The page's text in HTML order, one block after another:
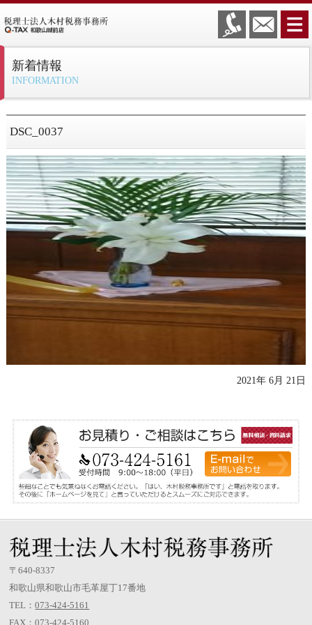
新着情報
INFORMATION
DSC_0037
2021年 6月 21日
〒640-8337
和歌山県和歌山市毛革屋丁17番地
TEL：073-424-5161
FAX：073-424-5160